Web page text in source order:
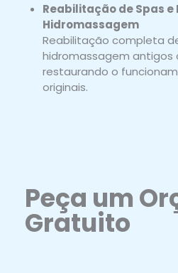
Reabilitação de Spas e
Hidromassagem
Reabilitação completa
hidromassagem antigos
restaurando o
originais.
Peça um
Gratuito